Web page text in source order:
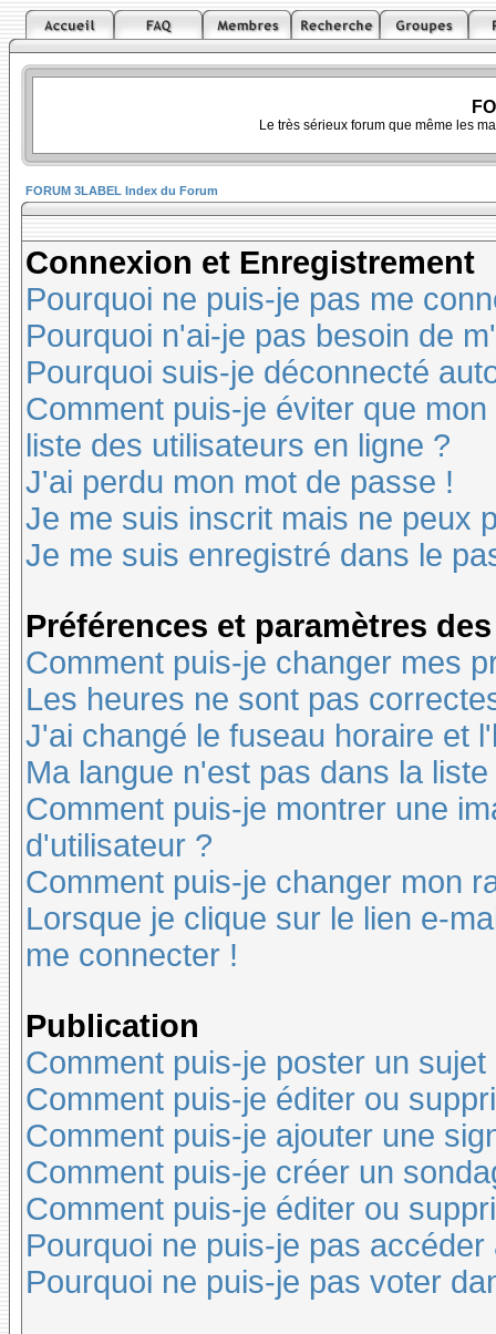
Le très sérieux forum que même les
FORUM 3LABEL Index du Forum
Connexion et Enregistrement
Pourquoi ne puis-je pas me
Pourquoi n'ai-je pas besoin de
Pourquoi suis-je déconnecté
Comment puis-je éviter que
liste des utilisateurs en ligne ?
J'ai perdu mon mot de passe !
Je me suis inscrit mais ne peux
Je me suis enregistré dans le
Préférences et paramètres
Comment puis-je changer mes
Les heures ne sont pas
J'ai changé le fuseau horaire et
Ma langue n'est pas dans la liste
Comment puis-je montrer une
d'utilisateur ?
Comment puis-je changer mon
Lorsque je clique sur le lien e-
me connecter !
Publication
Comment puis-je poster un
Comment puis-je éditer ou
Comment puis-je ajouter une
Comment puis-je créer un
Comment puis-je éditer ou
Pourquoi ne puis-je pas accéder
Pourquoi ne puis-je pas voter